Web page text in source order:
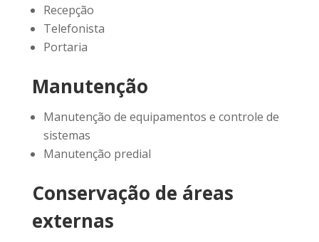
Recepção
Telefonista
Portaria
Manutenção
Manutenção de equipamentos e controle de
sistemas
Manutenção predial
Conservação de áreas
externas